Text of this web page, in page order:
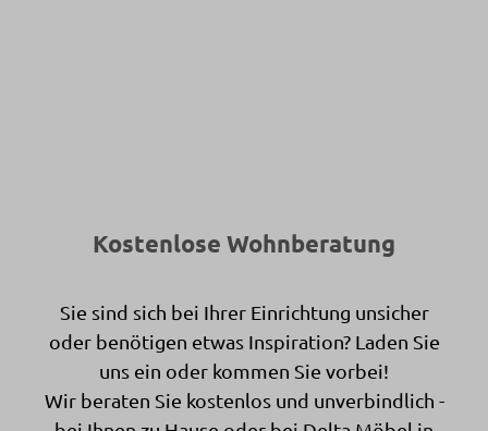
Kostenlose Wohnberatung
Sie sind sich bei Ihrer Einrichtung unsicher
oder benötigen etwas Inspiration? Laden Sie
uns ein oder kommen Sie vorbei!
Wir beraten Sie kostenlos und unverbindlich -